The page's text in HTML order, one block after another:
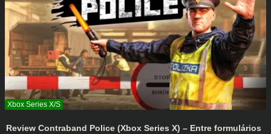
Review Contraband Police (Xbox Series X) – Entre formulários